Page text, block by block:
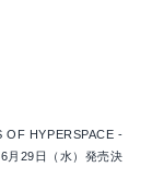
OF HYPERSPACE -
月29日（水）発売決